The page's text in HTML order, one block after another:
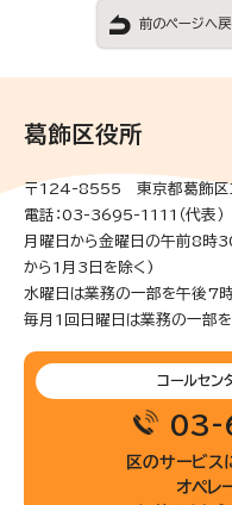
前のページへ戻
葛飾区役所
〒124-8555 東京都葛飾
電話：03-3695-1111（代表）
月曜日から金曜日の午前8時
から1月3日を除く)
水曜日は業務の一部を午後7
毎月1回日曜日は業務の一部を
コールセン
03-
区のサービス
オペレ